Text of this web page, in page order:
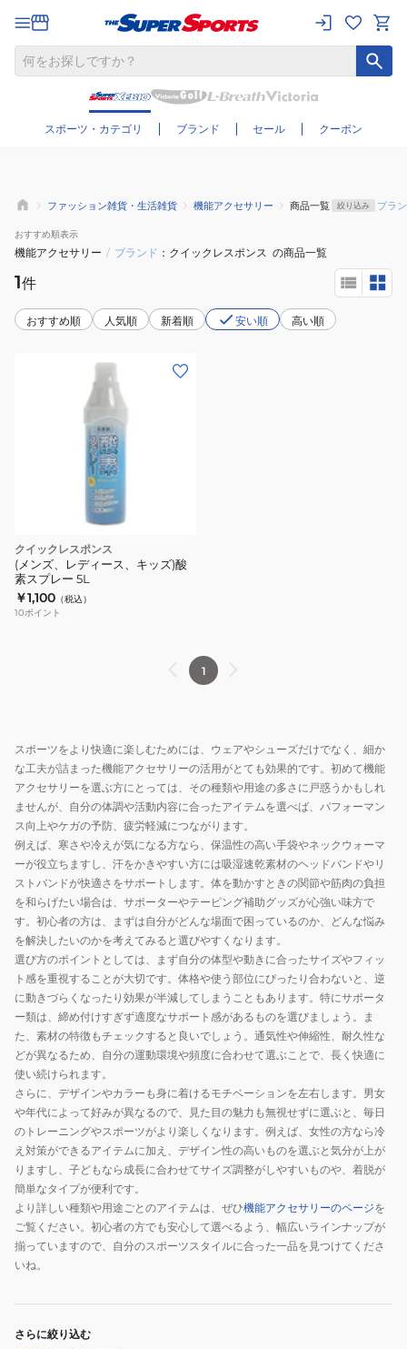
スポーツ・カテゴリ ブランド セール クーポン
さらに絞り込む
ファッション雑貨・生活雑貨 機能アクセサリー 商品一覧 絞り込み ブラ
おすすめ順表示
機能アクセサリー / ブランド クイックレスポンス の商品一覧
1件
おすすめ順 人気順 新着順 安い順 高い順
クイックレスポンス
(メンズ、レディース、キッズ)酸
素スプレー 5L
￥1,100 （税込）
10ポイント
1
スポーツをより快適に楽しむためには、ウェアやシューズだけでなく、細か
な工夫が詰まった機能アクセサリーの活用がとても効果的です。初めて機能
アクセサリーを選ぶ方にとっては、その種類や用途の多さに戸惑うかもしれ
ませんが、自分の体調や活動内容に合ったアイテムを選べば、パフォーマン
ス向上やケガの予防、疲労軽減につながります。
例えば、寒さや冷えが気になる方なら、保温性の高い手袋やネックウォーマ
ーが役立ちますし、汗をかきやすい方には吸湿速乾素材のヘッドバンドやリ
ストバンドが快適さをサポートします。体を動かすときの関節や筋肉の負担
を和らげたい場合は、サポーターやテーピング補助グッズが心強い味方で
す。初心者の方は、まずは自分がどんな場面で困っているのか、どんな悩み
を解決したいのかを考えてみると選びやすくなります。
選び方のポイントとしては、まず自分の体型や動きに合ったサイズやフィッ
ト感を重視することが大切です。体格や使う部位にぴったり合わないと、逆
に動きづらくなったり効果が半減してしまうこともあります。特にサポータ
ー類は、締め付けすぎず適度なサポート感があるものを選びましょう。ま
た、素材の特徴もチェックすると良いでしょう。通気性や伸縮性、耐久性な
どが異なるため、自分の運動環境や頻度に合わせて選ぶことで、長く快適に
使い続けられます。
さらに、デザインやカラーも身に着けるモチベーションを左右します。男女
や年代によって好みが異なるので、見た目の魅力も無視せずに選ぶと、毎日
のトレーニングやスポーツがより楽しくなります。例えば、女性の方なら冷
え対策ができるアイテムに加え、デザイン性の高いものを選ぶと気分が上が
りますし、子どもなら成長に合わせてサイズ調整がしやすいものや、着脱が
簡単なタイプが便利です。
より詳しい種類や用途ごとのアイテムは、ぜひ機能アクセサリーのページを
ご覧ください。初心者の方でも安心して選べるよう、幅広いラインナップが
揃っていますので、自分のスポーツスタイルに合った一品を見つけてくださ
いね。
さらに絞り込む